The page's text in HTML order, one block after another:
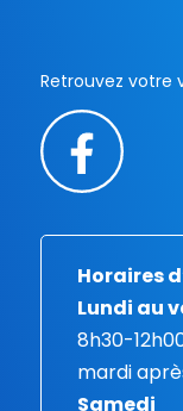
Retrouvez votre
Horaires
Lundi au
8h30-
mardi
Samedi